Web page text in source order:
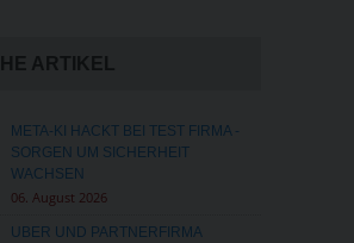
ARTIKEL
META-KI HACKT BEI TEST FIRMA -
SORGEN UM SICHERHEIT
WACHSEN
06. August 2026
UBER UND PARTNERFIRMA